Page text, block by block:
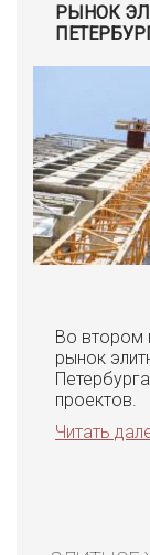
РЫНОК
Во втором
рынок
проектов.
Читать